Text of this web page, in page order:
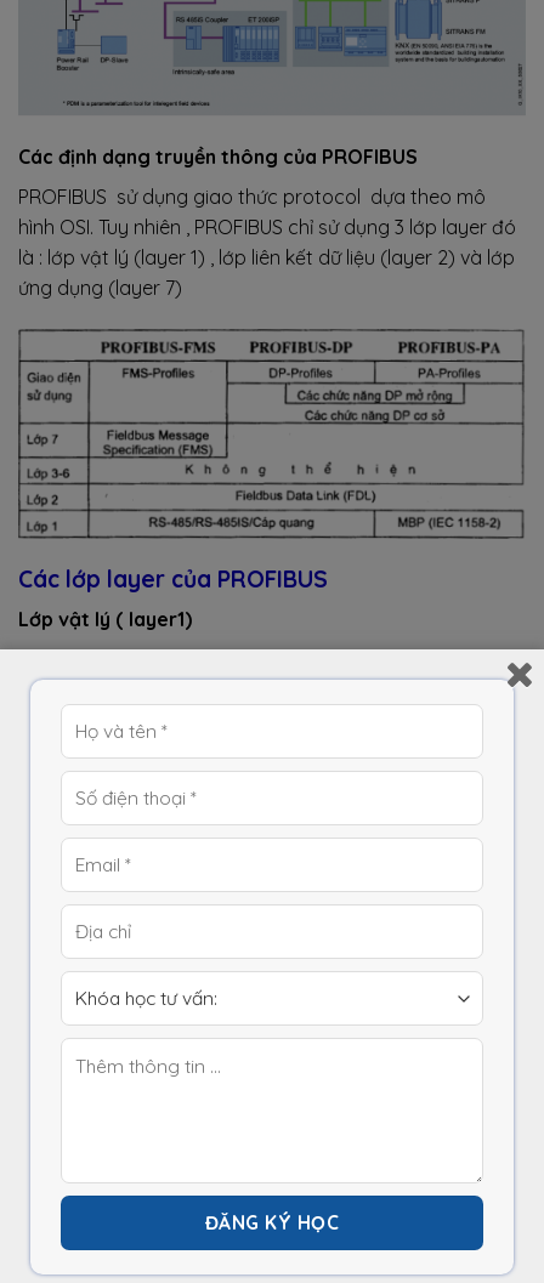
Các định dạng truyền thông của PROFIBUS
PROFIBUS sử dụng giao thức protocol dựa theo mô
hình OSI. Tuy nhiên , PROFIBUS chỉ sử dụng 3 lớp layer đó
là : lớp vật lý (layer 1) , lớp liên kết dữ liệu (layer 2) và lớp
ứng dụng (layer 7)
Các lớp layer của PROFIBUS
Lớp vật lý ( layer1)
Sử dụng phương thức truyền cơ bản với cáp xoắn đôi
Tốc độ truyền từ 9.6 Kbps đến 12Mbps . Tốc độ truyền
được áp dụng cho tất cả các thiết bị trên cùng bus
tín hiệu. Điều này có nghĩa là trên một bus tín hiệu
không thể có hai tốc độ truyền dữ liệu khác nhau.
Phương thức truyền RS-485 sử dụng cho PROFIBUS
được dựa theo semi-duplex , asynchronous và gap-
free synchronous. Dữ liệu được truyền trong gói tin
với 11 bit theo mã NRZ không trả về zero. Gói tin
truyền sẽ không bị thay đổi trong quá trình truyền dữ
liệu.
Trong đó: